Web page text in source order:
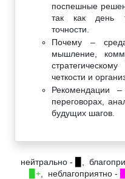
поспешные
так как день
точности.
Почему – среда
мышление,
четкости и
Рекомендации
переговорах,
будущих шагов.
нейтрально - ,
▉+, неблагоприятно -